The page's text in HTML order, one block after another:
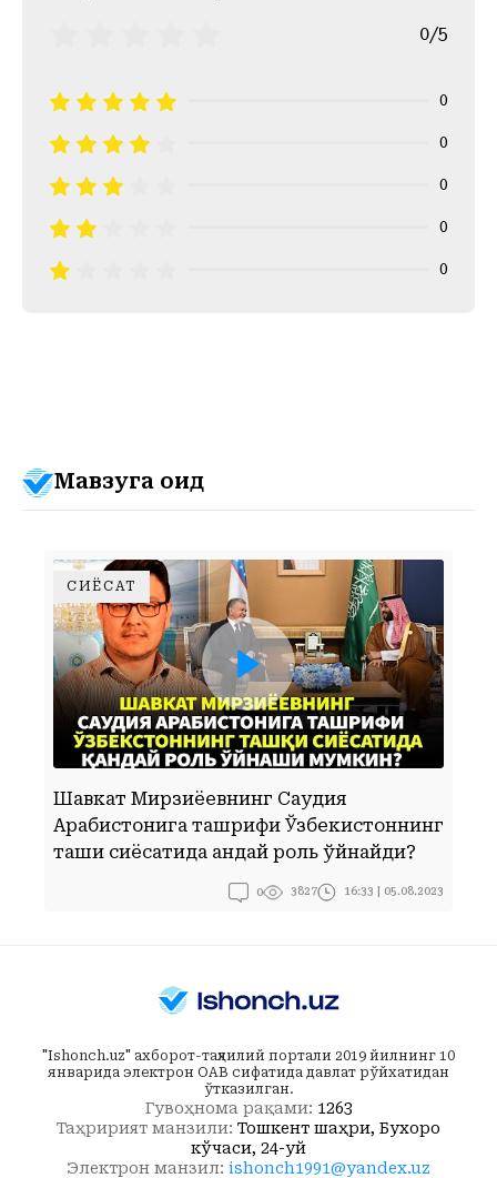
0/5
0
0
0
0
0
Мавзуга оид
СИЁСАТ
Шавкат Мирзиёевнинг Саудия
Арабистонига ташрифи Ўзбекистоннинг
ташқи сиёсатида қандай роль ўйнайди?
0 3827 16:33 | 05.08.2023
"Ishonch.uz" ахборот-таҳлилий портали 2019 йилнинг 10
январида электрон ОАВ сифатида давлат рўйхатидан
ўтказилган.
Гувоҳнома рақами: 1263
Таҳририят манзили: Тошкент шаҳри, Бухоро
кўчаси, 24-уй
Электрон манзил: ishonch1991@yandex.uz